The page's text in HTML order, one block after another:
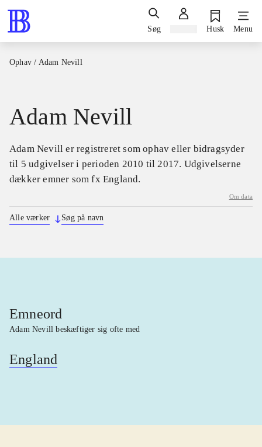
Søg Husk Menu
Ophav / Adam Nevill
Adam Nevill
Adam Nevill er registreret som ophav eller bidragsyder
til 5 udgivelser i perioden 2010 til 2017. Udgivelserne
dækker emner som fx England.
Om data
Alle værker Søg på navn
Emneord
Adam Nevill beskæftiger sig ofte med
England